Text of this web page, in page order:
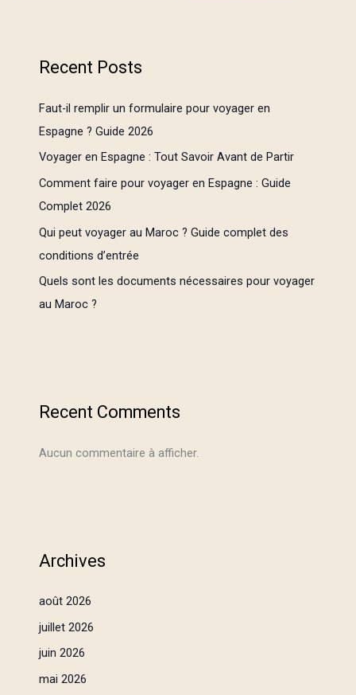
Recent Posts
Faut-il remplir un formulaire pour voyager en
Espagne ? Guide 2026
Voyager en Espagne : Tout Savoir Avant de Partir
Comment faire pour voyager en Espagne : Guide
Complet 2026
Qui peut voyager au Maroc ? Guide complet des
conditions d’entrée
Quels sont les documents nécessaires pour voyager
au Maroc ?
Recent Comments
Aucun commentaire à afficher.
Archives
août 2026
juillet 2026
juin 2026
mai 2026